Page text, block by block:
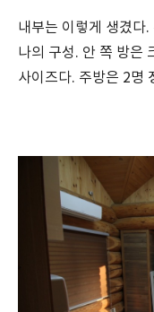
내부는 이렇게 생겼다
나의 구성. 안 쪽 방은
사이즈다. 주방은 2명